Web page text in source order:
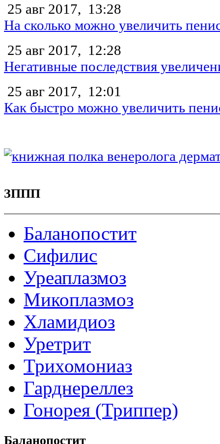
25 авг 2017, 13:28
На сколько можно увеличить
25 авг 2017, 12:28
Негативные последствия
25 авг 2017, 12:01
Как быстро можно увеличить
ЗППП
Баланопостит
Сифилис
Уреаплазмоз
Микоплазмоз
Хламидиоз
Уретрит
Трихомониаз
Гарднереллез
Гонорея (Триппер)
Баланопостит